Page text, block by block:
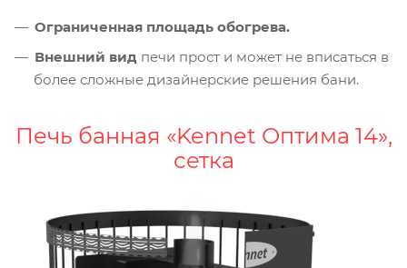
Ограниченная площадь обогрева.
Внешний вид печи прост и может не вписаться в
более сложные дизайнерские решения бани.
Печь банная «Kennet Оптима 14»,
сетка